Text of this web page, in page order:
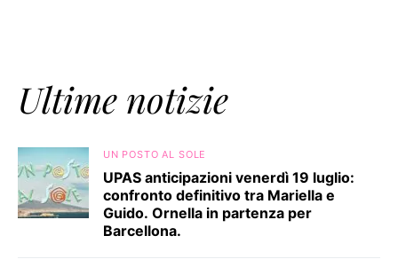
Ultime notizie
UN POSTO AL SOLE
UPAS anticipazioni venerdì 19 luglio:
confronto definitivo tra Mariella e
Guido. Ornella in partenza per
Barcellona.